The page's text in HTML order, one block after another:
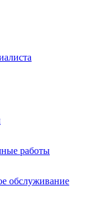
работы
обслуживание